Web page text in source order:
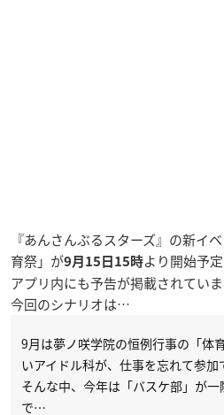
『あんさんぶるスターズ』の新イ
育祭」が9月15日15時より開始予
アプリ内にも予告が掲載されていま
今回のシナリオは…
9月は夢ノ咲学院の恒例行事の「体
いアイドル科が、仕事を忘れて参加
そんな中、今年は「バスケ部」が
で…